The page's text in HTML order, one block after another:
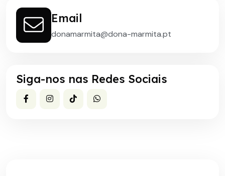
Email
donamarmita@dona-marmita.pt
Siga-nos nas Redes Sociais